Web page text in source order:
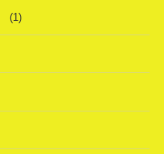
(1)